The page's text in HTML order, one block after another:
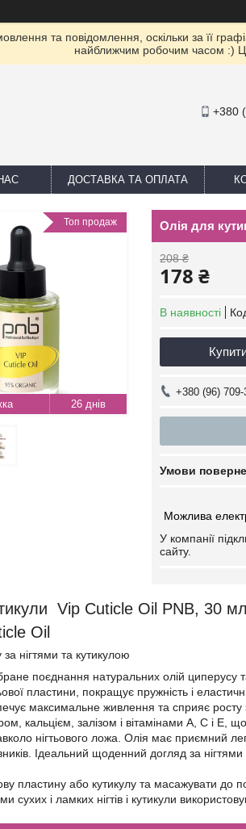
та повідомлення, оскільки за її
найближчим робочим часом :)
+380
ДОСТАВКА ТА ОПЛАТА
26 днів
Топ продаж Олія для
208 ₴
178 ₴
В наявності
+380 (96) 709-
У компанії
сайту.
Vip Cuticle Oil PNB, 30 мл
Oil
нігтями та кутикулою
поєднання натуральних олій циперусу
пластини, покращує пружність і
максимальне живлення та сприяє росту
кальцієм, залізом і вітамінами А, С і Е,
нігтьового ложа. Олія має приємний
Ідеальний щоденний догляд за
пластину або кутикулу та масажувати
сухих і ламких нігтів і кутикули